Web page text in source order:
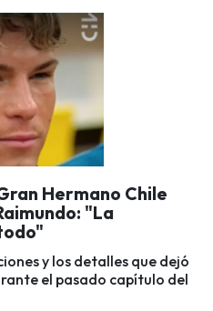
Hermano Chile
"La
y los detalles que dejó
el pasado capítulo del